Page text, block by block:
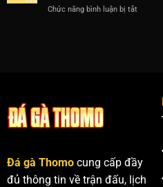
bật
gà
Chức năng bình luận bị tắtở
dẫn
Đá gà Thomo cung cấp đầy
đủ thông tin về trận đấu, lịch